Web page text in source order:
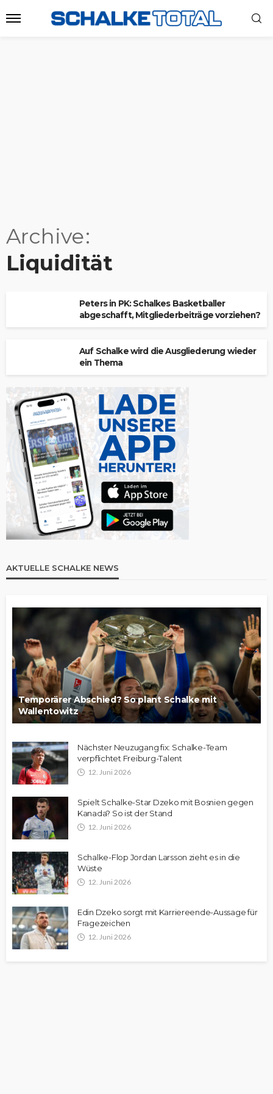
Archive
Liquidität
Peters in PK: Schalkes Basketballer
abgeschafft, Mitgliederbeiträge vorziehen?
Auf Schalke wird die Ausgliederung wieder
ein Thema
AKTUELLE SCHALKE NEWS
Temporärer Abschied? So plant Schalke mit
Wallentowitz
Nächster Neuzugang fix: Schalke-Team
verpflichtet Freiburg-Talent
12. Juni 2026
Spielt Schalke-Star Dzeko mit Bosnien gegen
Kanada? So ist der Stand
12. Juni 2026
Schalke-Flop Jordan Larsson zieht es in die
Wüste
12. Juni 2026
Edin Dzeko sorgt mit Karriereende-Aussage für
Fragezeichen
12. Juni 2026